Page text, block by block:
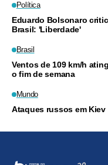
Política
Eduardo Bolsonaro
Brasil: 'Liberdade'
Brasil
Ventos de 109 km/h
o fim de semana
Mundo
Ataques russos em